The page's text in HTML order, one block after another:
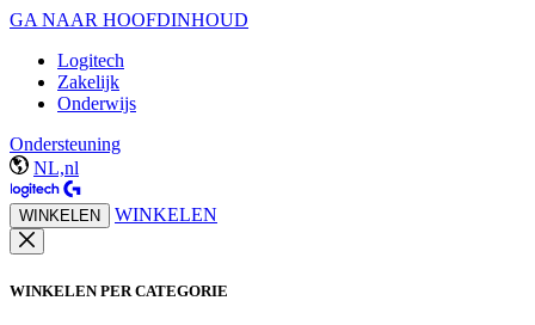
GA NAAR HOOFDINHOUD
Logitech
Zakelijk
Onderwijs
Ondersteuning
NL,nl
WINKELEN WINKELEN
WINKELEN PER CATEGORIE